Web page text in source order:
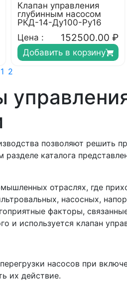
Клапан управления
глубинным насосом
РКД-14-Ду100-Ру16
Цена :
152500.00 ₽
Добавить в корзину
1 2
позволяют решить
каталога
отраслях, где
насосных,
факторы,
и используется клапан
насосов при
их действие.